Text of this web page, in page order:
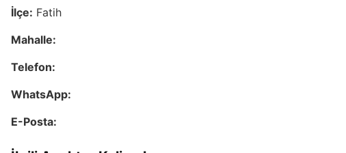
İlçe: Fatih
Mahalle:
Telefon:
WhatsApp:
E-Posta: